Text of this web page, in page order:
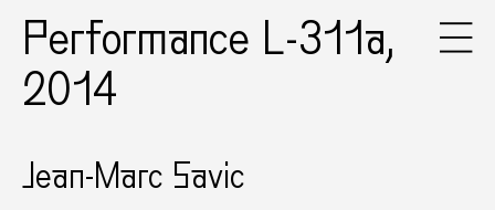
Performance L-311a,
2014
Jean-Marc Savic